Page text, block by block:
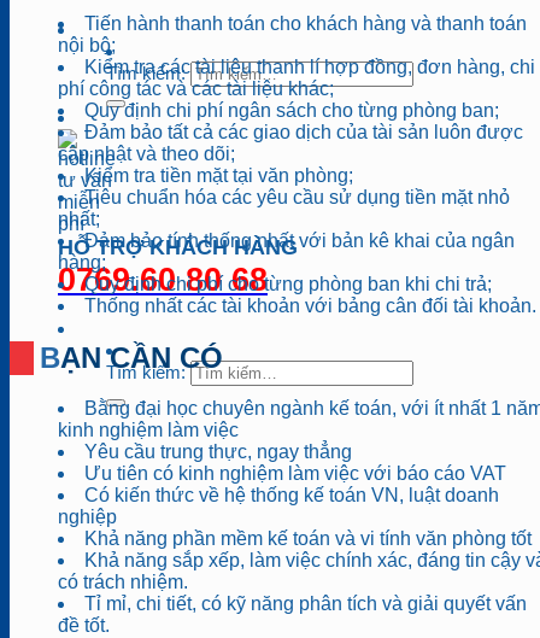
Tìm kiếm:
HỖ TRỢ KHÁCH HÀNG
0769.60 80 68
Tìm kiếm:
Tiến hành thanh toán cho khách hàng và thanh toán
nội bộ;
Kiểm tra các tài liệu thanh lí hợp đồng, đơn hàng, chi
phí công tác và các tài liệu khác;
Quy định chi phí ngân sách cho từng phòng ban;
Đảm bảo tất cả các giao dịch của tài sản luôn được
cập nhật và theo dõi;
Kiểm tra tiền mặt tại văn phòng;
Tiêu chuẩn hóa các yêu cầu sử dụng tiền mặt nhỏ
nhất;
Đảm bảo tính thống nhất với bản kê khai của ngân
hàng;
Quy định chi phí cho từng phòng ban khi chi trả;
Thống nhất các tài khoản với bảng cân đối tài khoản.
BẠN CẦN CÓ
Bằng đại học chuyên ngành kế toán, với ít nhất 1
kinh nghiệm làm việc
Yêu cầu trung thực, ngay thẳng
Ưu tiên có kinh nghiệm làm việc với báo cáo VAT
Có kiến thức về hệ thống kế toán VN, luật doanh
nghiệp
Khả năng phần mềm kế toán và vi tính văn phòng tốt
Khả năng sắp xếp, làm việc chính xác, đáng tin cậy
có trách nhiệm.
Tỉ mỉ, chi tiết, có kỹ năng phân tích và giải quyết vấn
đề tốt.